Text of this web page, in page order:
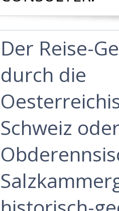
‎Der Reise-
durch die
Schweiz